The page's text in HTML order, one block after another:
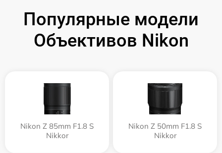
Популярные модели
Объективов Nikon
Nikon Z 85mm F1.8 S
Nikkor
Nikon Z 50mm F1.8 S
Nikkor